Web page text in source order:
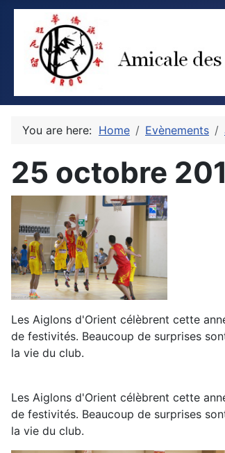
You are here: Home Evènements
25 octobre
Les Aiglons d'Orient célèbrent cette
de festivités. Beaucoup de surprises
la vie du club.
Les Aiglons d'Orient célèbrent cette
de festivités. Beaucoup de surprises
la vie du club.